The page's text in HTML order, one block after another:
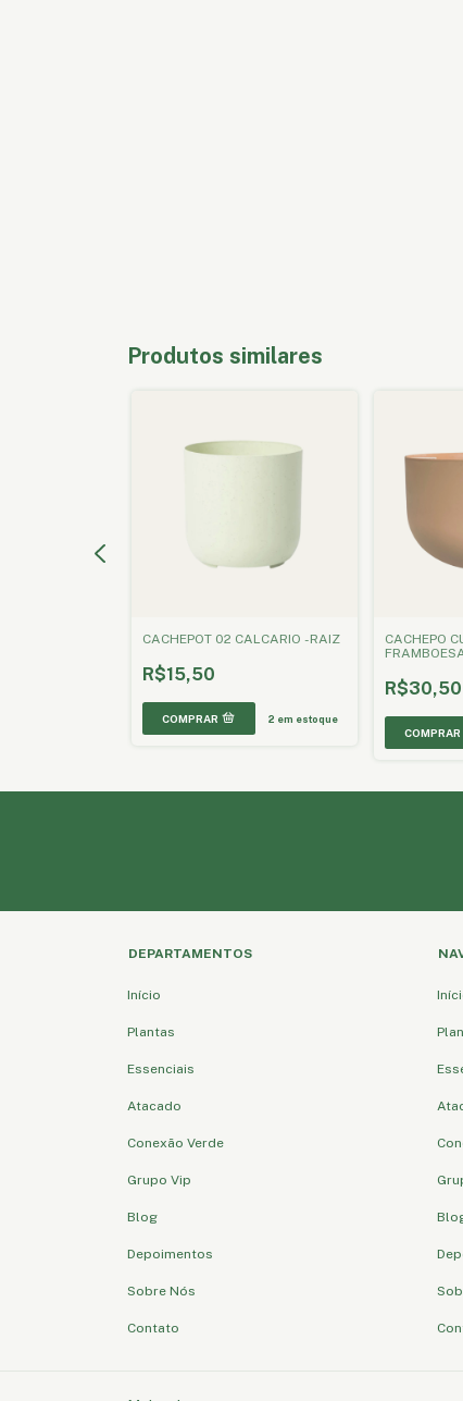
Produtos similares
CACHEPOT 02 CALCARIO -RAIZ
R$15,50
2 em estoque
CACHEPO
R$30,50
DEPARTAMENTOS
Início
Plantas
Essenciais
Atacado
Conexão Verde
Grupo Vip
Blog
Depoimentos
Sobre Nós
Contato